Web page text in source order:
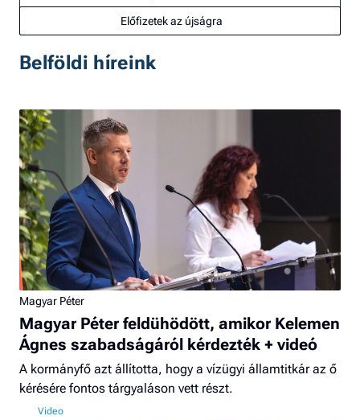
Előfizetek az újságra
Belföldi híreink
Magyar Péter
Magyar Péter feldühödött, amikor Kelemen
Ágnes szabadságáról kérdezték + videó
A kormányfő azt állította, hogy a vízügyi államtitkár az ő
kérésére fontos tárgyaláson vett részt.